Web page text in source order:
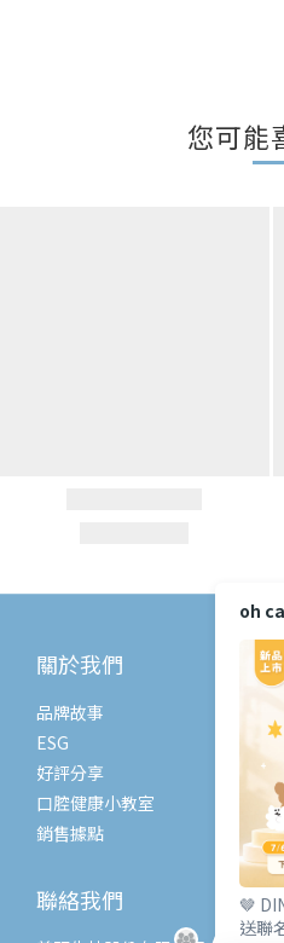
您可能
關於我們
品牌故事
ESG
好評分享
口腔健康小教室
銷售據點
聯絡我們
oh
🤎
送聯